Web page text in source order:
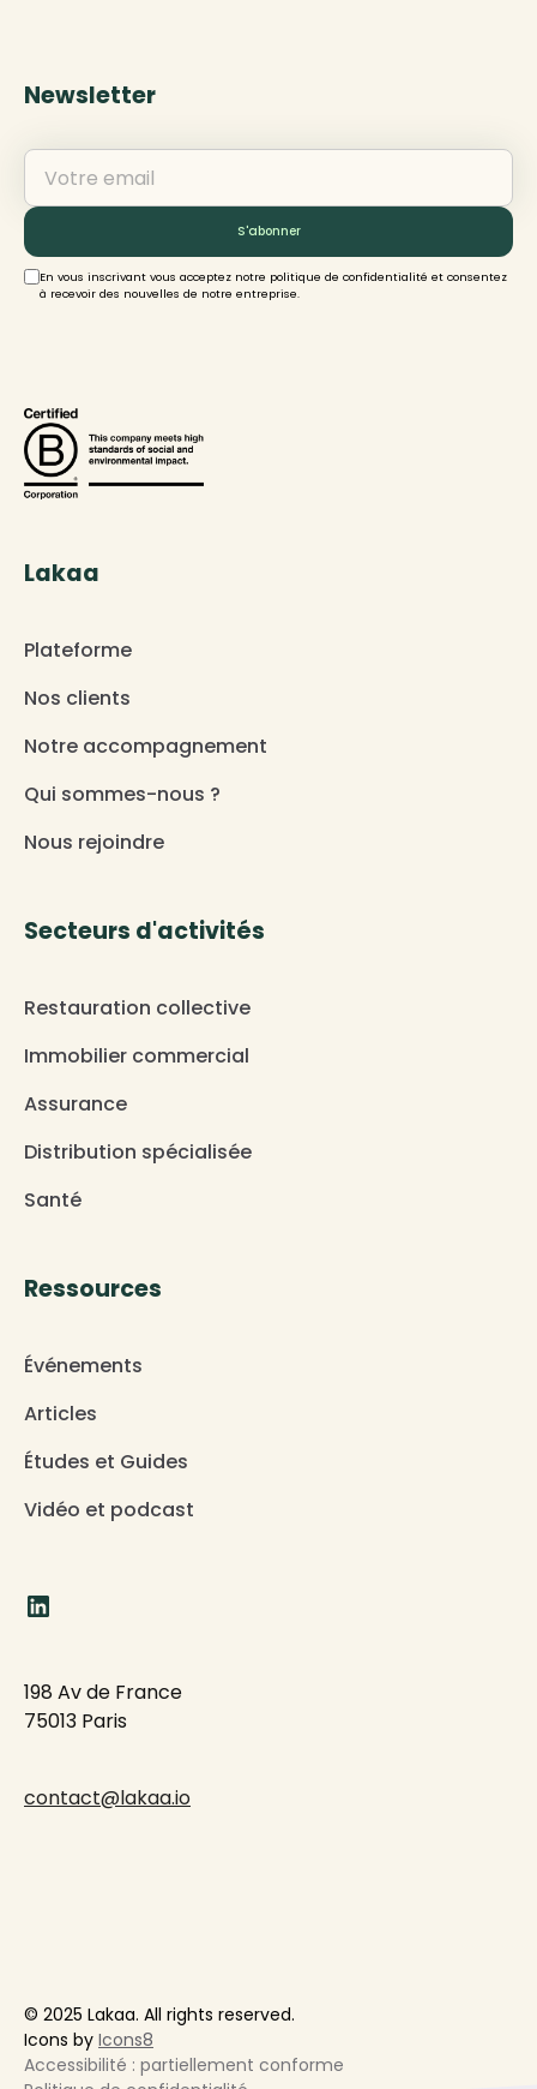
Newsletter
En vous inscrivant vous acceptez notre politique de confidentialité et consentez
à recevoir des nouvelles de notre entreprise.
Lakaa
Plateforme
Nos clients
Notre accompagnement
Qui sommes-nous ?
Nous rejoindre
Secteurs d'activités
Restauration collective
Immobilier commercial
Assurance
Distribution spécialisée
Santé
Ressources
Événements
Articles
Études et Guides
Vidéo et podcast
198 Av de France
75013 Paris
contact@lakaa.io
© 2025 Lakaa. All rights reserved.
Icons by Icons8
Accessibilité : partiellement conforme